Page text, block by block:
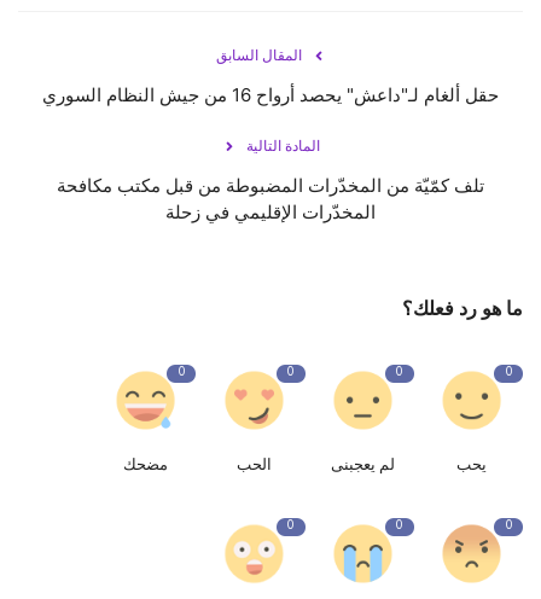
المقال السابق
حقل ألغام لـ"داعش" يحصد أرواح 16 من جيش النظام السوري
المادة التالية
تلف كمّيّة من المخدّرات المضبوطة من قبل مكتب مكافحة
المخدّرات الإقليمي في زحلة
ما هو رد فعلك؟
0
يحب
0
لم يعجبنى
0
الحب
0
مضحك
0
0
0